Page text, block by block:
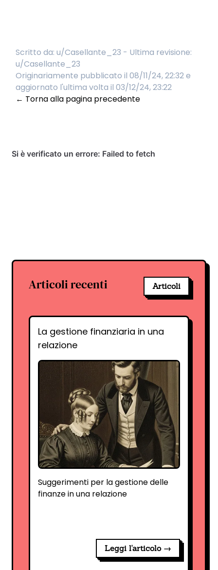
Scritto da: u/Casellante_23 - Ultima revisione:
u/Casellante_23
Originariamente pubblicato il 08/11/24, 22:32 e
aggiornato l'ultima volta il 03/12/24, 23:22
← Torna alla pagina precedente
Articoli recenti Articoli
La gestione finanziaria in una
relazione
Suggerimenti per la gestione delle
finanze in una relazione
Leggi l'articolo →